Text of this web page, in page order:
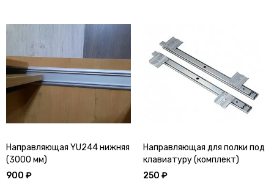
Направляющая YU244 нижняя
(3000 мм)
900 ₽
Направляющая для полки под
клавиатуру (комплект)
250 ₽